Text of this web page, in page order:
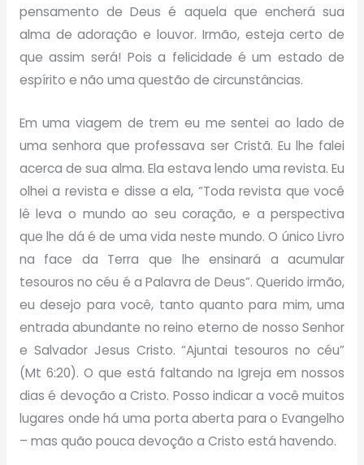
pensamento de Deus é aquela que encherá sua
alma de adoração e louvor. Irmão, esteja certo de
que assim será! Pois a felicidade é um estado de
espírito e não uma questão de circunstâncias.
Em uma viagem de trem eu me sentei ao lado de
uma senhora que professava ser Cristã. Eu lhe falei
acerca de sua alma. Ela estava lendo uma revista. Eu
olhei a revista e disse a ela, “Toda revista que você
lê leva o mundo ao seu coração, e a perspectiva
que lhe dá é de uma vida neste mundo. O único Livro
na face da Terra que lhe ensinará a acumular
tesouros no céu é a Palavra de Deus”. Querido irmão,
eu desejo para você, tanto quanto para mim, uma
entrada abundante no reino eterno de nosso Senhor
e Salvador Jesus Cristo. “Ajuntai tesouros no céu”
(Mt 6:20). O que está faltando na Igreja em nossos
dias é devoção a Cristo. Posso indicar a você muitos
lugares onde há uma porta aberta para o Evangelho
– mas quão pouca devoção a Cristo está havendo.